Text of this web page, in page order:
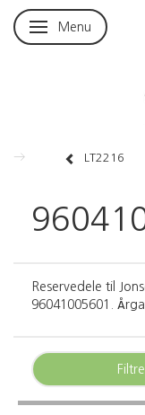
Skifte navigation
Menu
LT2216
Reservedele til
96041005601.
Filtre